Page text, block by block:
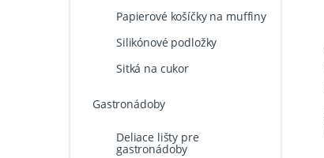
Papierové košíčky na muffiny
Silikónové podložky
Sitká na cukor
Gastronádoby
Deliace lišty pre
gastronádoby